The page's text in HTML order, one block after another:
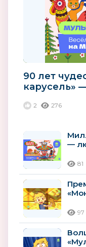
90 лет
карусель»
2 276
—
81
97